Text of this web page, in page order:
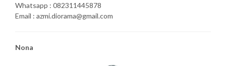
Whatsapp : 082311445878
Email : azmi.diorama@gmail.com
Nona